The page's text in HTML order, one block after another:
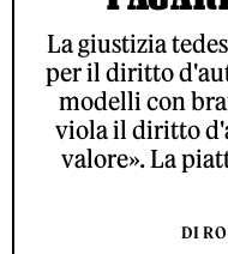
La giustizia
per il diritto
modelli con
viola il diritto
valore». La
DI